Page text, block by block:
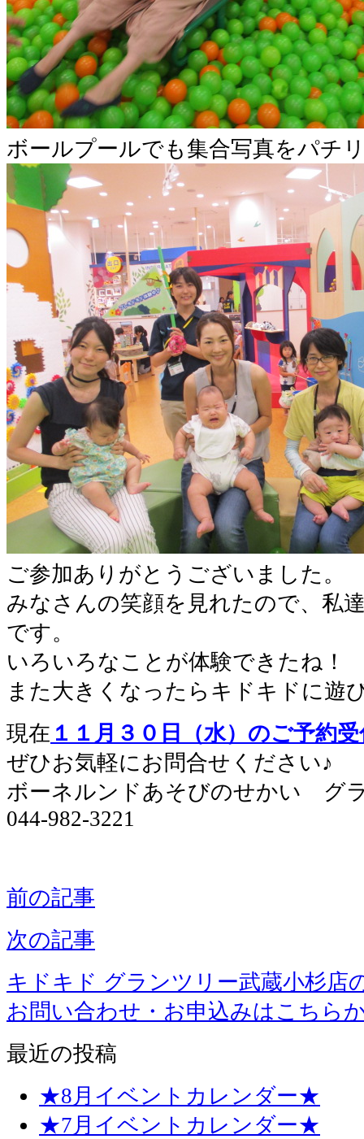
ボールプールでも集合写真をパチ
ご参加ありがとうございました。
みなさんの笑顔を見れたので、私
です。
いろいろなことが体験できたね！
また大きくなったらキドキドに遊
現在 １１ 月３０日（水）のご予約
ぜひお気軽にお問合せください♪
ボーネルンドあそびのせかい グ
044-982-3221
前の記事
次の記事
キドキド グランツリー武蔵小杉店
お問い合わせ・お申込みはこちら
最近の投稿
★8月イベントカレンダー★
★7月イベントカレンダー★